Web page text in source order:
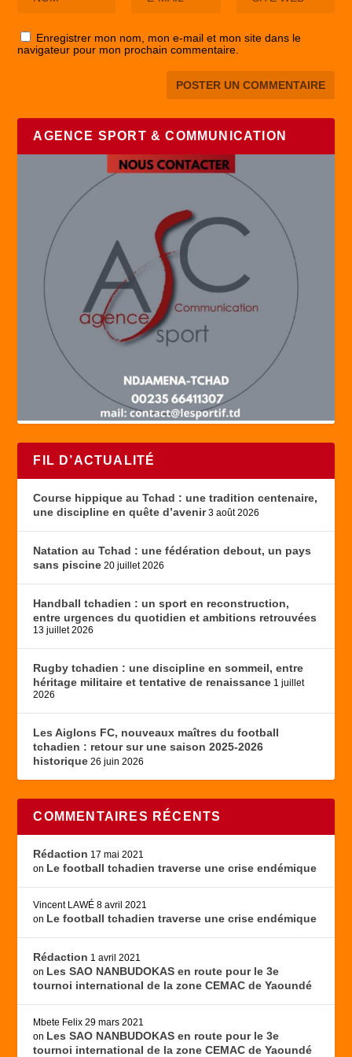
Enregistrer mon nom, mon e-mail et mon site dans le
navigateur pour mon prochain commentaire.
AGENCE SPORT & COMMUNICATION
FIL D’ACTUALITÉ
Course hippique au Tchad : une tradition centenaire,
une discipline en quête d’avenir 3 août 2026
Natation au Tchad : une fédération debout, un pays
sans piscine 20 juillet 2026
Handball tchadien : un sport en reconstruction,
entre urgences du quotidien et ambitions retrouvées
13 juillet 2026
Rugby tchadien : une discipline en sommeil, entre
héritage militaire et tentative de renaissance 1 juillet
2026
Les Aiglons FC, nouveaux maîtres du football
tchadien : retour sur une saison 2025-2026
historique 26 juin 2026
COMMENTAIRES RÉCENTS
Rédaction 17 mai 2021
on Le football tchadien traverse une crise endémique
Vincent LAWÉ 8 avril 2021
on Le football tchadien traverse une crise endémique
Rédaction 1 avril 2021
on Les SAO NANBUDOKAS en route pour le 3e
tournoi international de la zone CEMAC de Yaoundé
Mbete Felix 29 mars 2021
on Les SAO NANBUDOKAS en route pour le 3e
tournoi international de la zone CEMAC de Yaoundé